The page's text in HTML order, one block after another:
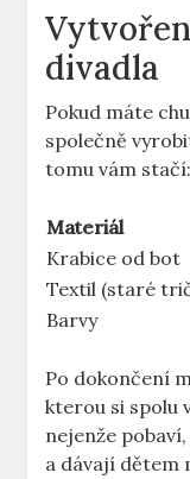
divadla
Pokud máte
společně
tomu vám stačí:
Materiál
Krabice od⁣ bot
Textil (staré
Barvy
Po dokončení
kterou si spolu
nejenže‍
a dávají dětem